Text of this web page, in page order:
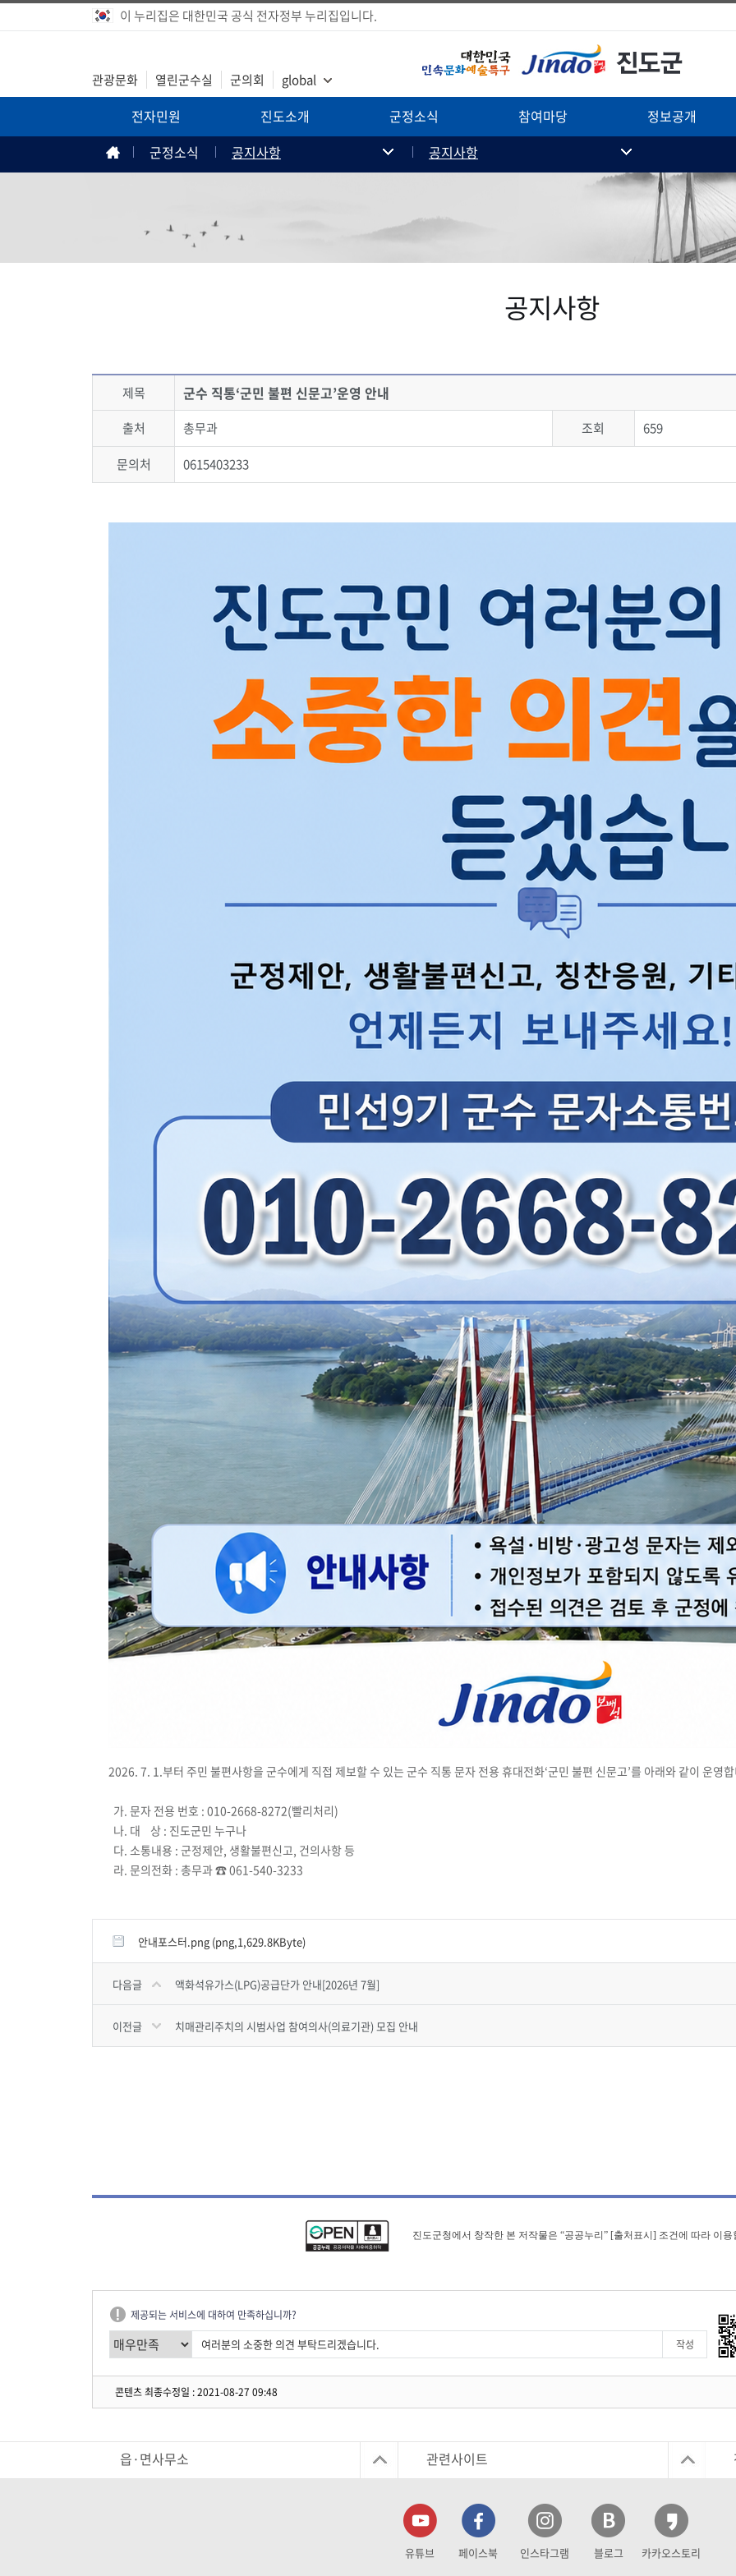
이 누리집은 대한민국 공식 전자정부 누리집입니다.
관광문화 열린군수실 군의회 global
전자민원 진도소개 군정소식 참여마당
정보공개
군정소식
공지사항 공지사항
공지사항
제목 군수 직통‘군민 불편 신문고’운영 안내
출처 총무과 조회
659
문의처
0615403233
2026. 7. 1.부터 주민 불편사항을 군수에게 직접 제보할 수 있는 군수 직통 문자 전용 휴대전화‘군민 불편 신문고’를 아래와 같이 운영
가. 문자 전용 번호 : 010-2668-8272(빨리처리)
나. 대 상 : 진도군민 누구나
다. 소통내용 : 군정제안, 생활불편신고, 건의사항 등
라. 문의전화 : 총무과 ☎ 061-540-3233
안내포스터.png (png,1,629.8KByte)
다음글 액화석유가스(LPG)공급단가 안내[2026년 7월]
이전글 치매관리주치의 시범사업 참여의사(의료기관) 모집 안내
진도군청에서 창작한 본 저작물은 “공공누리” [출처표시] 조건에 따라 이
제공되는 서비스에 대하여 만족하십니까?
콘텐츠 최종수정일 : 2021-08-27 09:48
읍·면사무소 관련사이트
유튜브 페이스북 인스타그램 블로그 카카오스토리